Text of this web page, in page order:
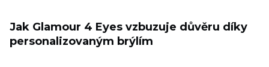
Jak Glamour 4 Eyes vzbuzuje důvěru díky
personalizovaným brýlím